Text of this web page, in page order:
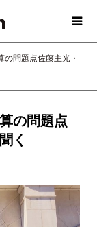
問題点佐藤主光・
の問題点
く